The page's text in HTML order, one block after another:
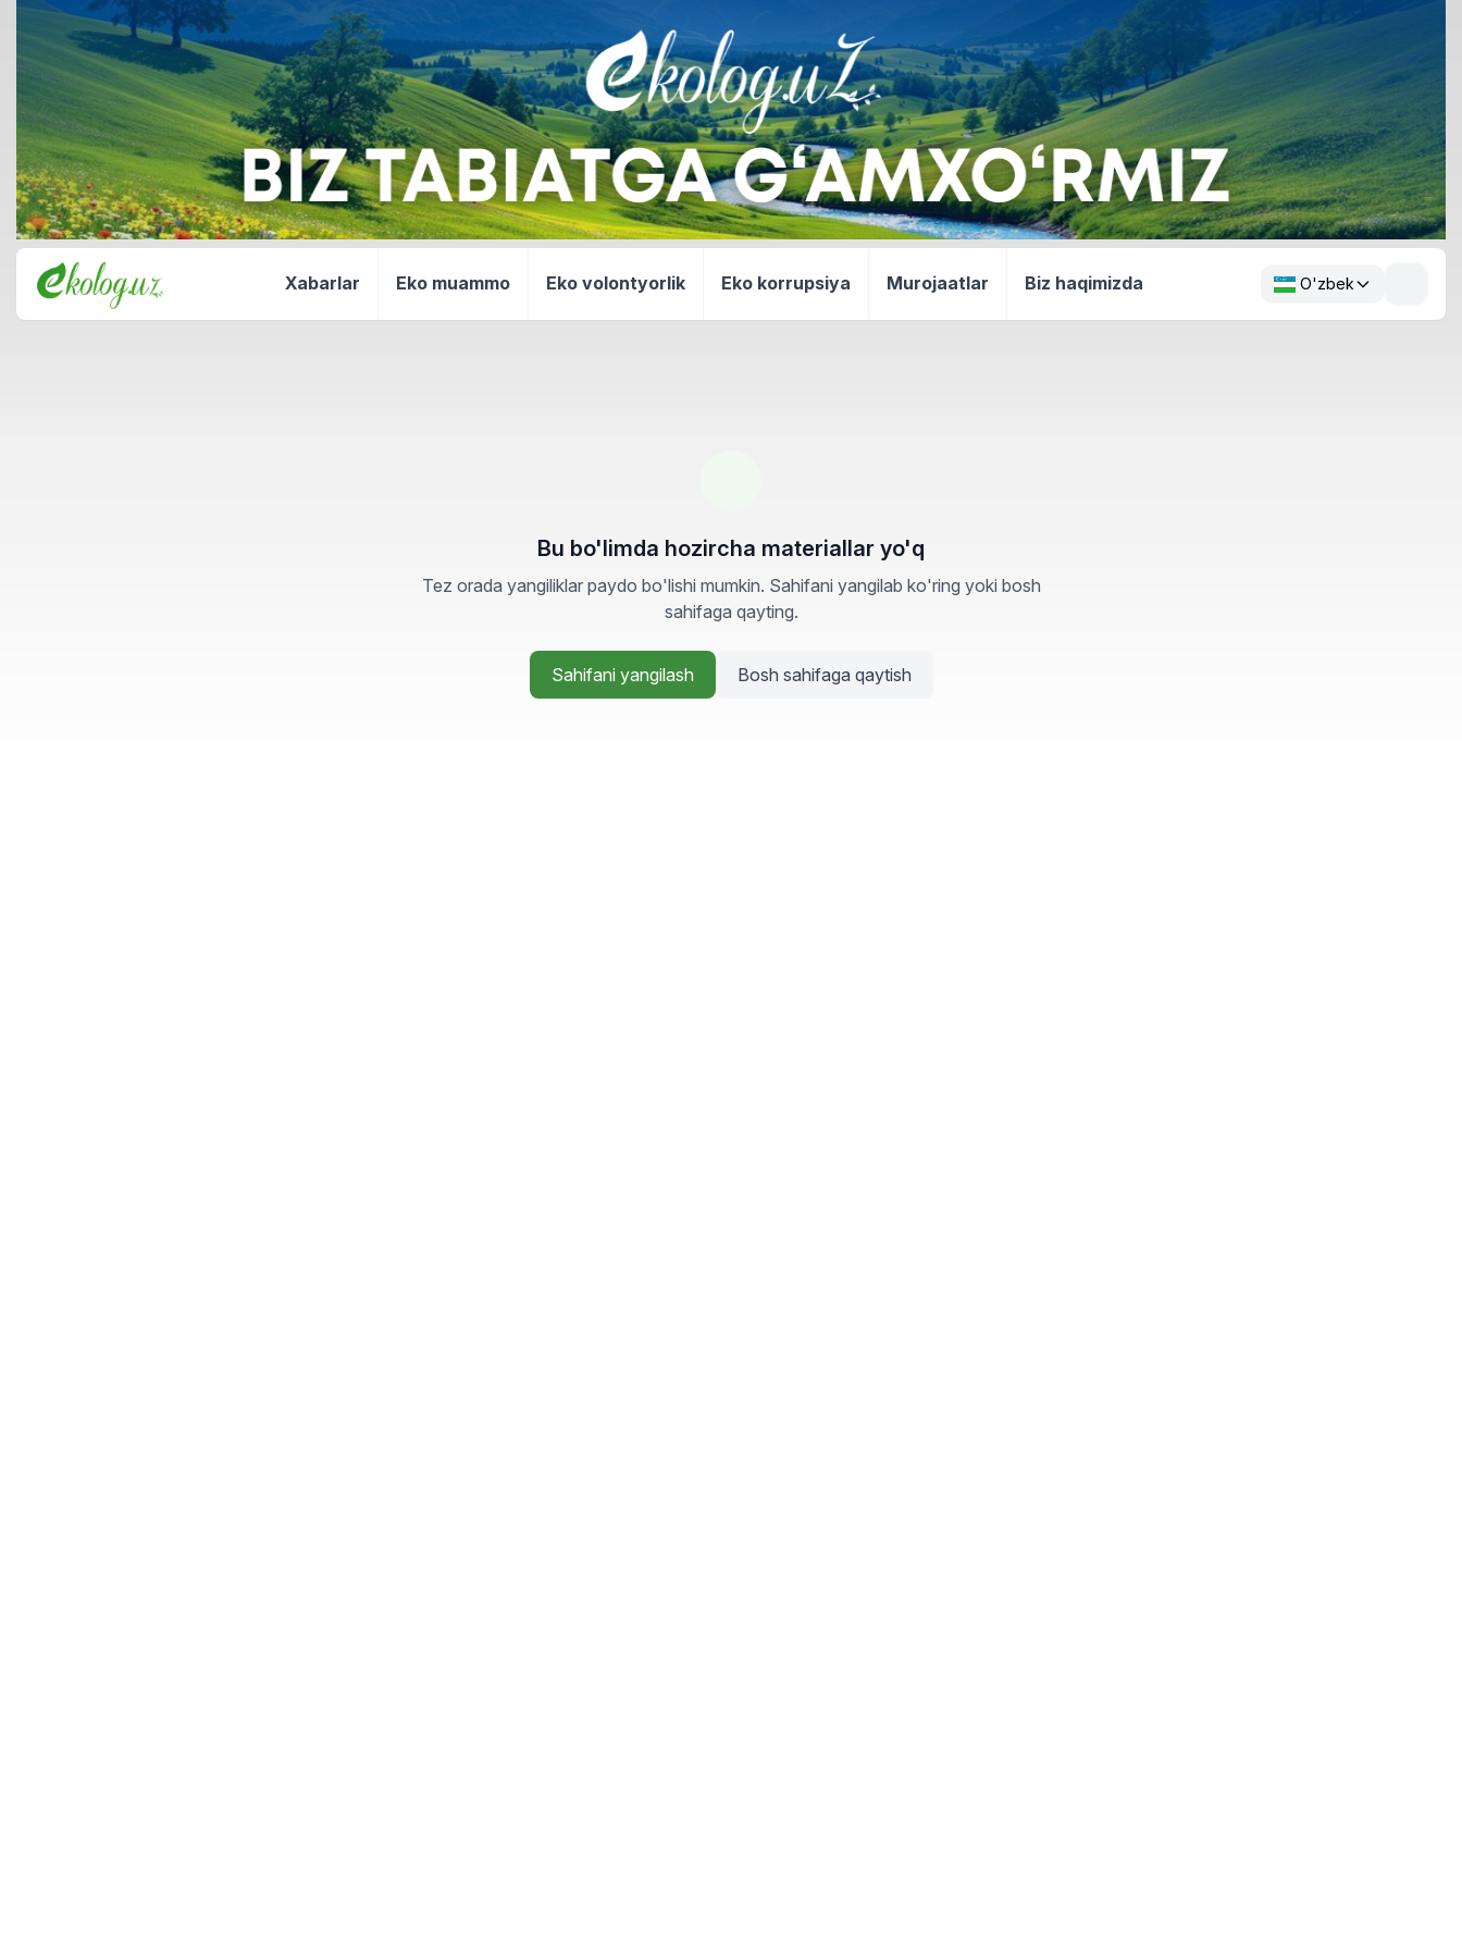
Xabarlar Eko muammo Eko volontyorlik Eko korrupsiya Murojaatlar Biz haqimizda O'zbek
Bu bo'limda hozircha materiallar yo'q
Tez orada yangiliklar paydo bo'lishi mumkin. Sahifani yangilab ko'ring yoki bosh
sahifaga qayting.
Sahifani yangilash Bosh sahifaga qaytish